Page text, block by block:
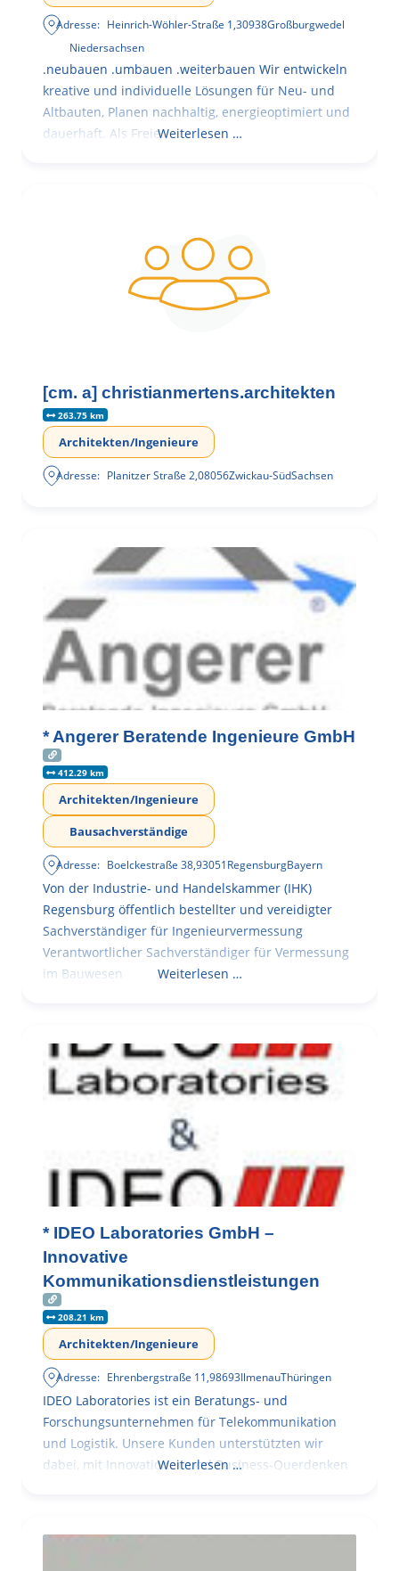
Adresse: Heinrich-Wöhler-Straße 1,30938Großburgwedel
Niedersachsen
.neubauen .umbauen .weiterbauen Wir entwickeln
kreative und individuelle Lösungen für Neu- und
Altbauten, Planen nachhaltig, energieoptimiert und
dauerhaft. Als FreieWeiterlesen …
[cm. a] christianmertens.architekten
263.75 km
Architekten/Ingenieure
Adresse: Planitzer Straße 2,08056Zwickau-SüdSachsen
* Angerer Beratende Ingenieure GmbH
412.29 km
Architekten/Ingenieure
Bausachverständige
Adresse: Boelckestraße 38,93051RegensburgBayern
Von der Industrie- und Handelskammer (IHK)
Regensburg öffentlich bestellter und vereidigter
Sachverständiger für Ingenieurvermessung
Verantwortlicher Sachverständiger für Vermessung
im Bauwesen
Weiterlesen …
* IDEO Laboratories GmbH –
Innovative
Kommunikationsdienstleistungen
208.21 km
Architekten/Ingenieure
Adresse: Ehrenbergstraße 11,98693IlmenauThüringen
IDEO Laboratories ist ein Beratungs- und
Forschungsunternehmen für Telekommunikation
und Logistik. Unsere Kunden unterstützten wir
dabei, mit Innovationen und Business-Querdenken
Weiterlesen …